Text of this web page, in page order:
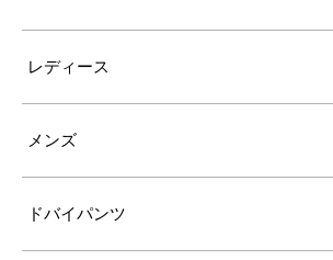
レディース
メンズ
ドバイパンツ